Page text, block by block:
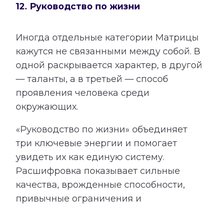
12. Руководство по жизни
Иногда отдельные категории Матрицы
кажутся не связанными между собой. В
одной раскрывается характер, в другой
— таланты, а в третьей — способ
проявления человека среди
окружающих.
«Руководство по жизни» объединяет
три ключевые энергии и помогает
увидеть их как единую систему.
Расшифровка показывает сильные
качества, врожденные способности,
привычные ограничения и